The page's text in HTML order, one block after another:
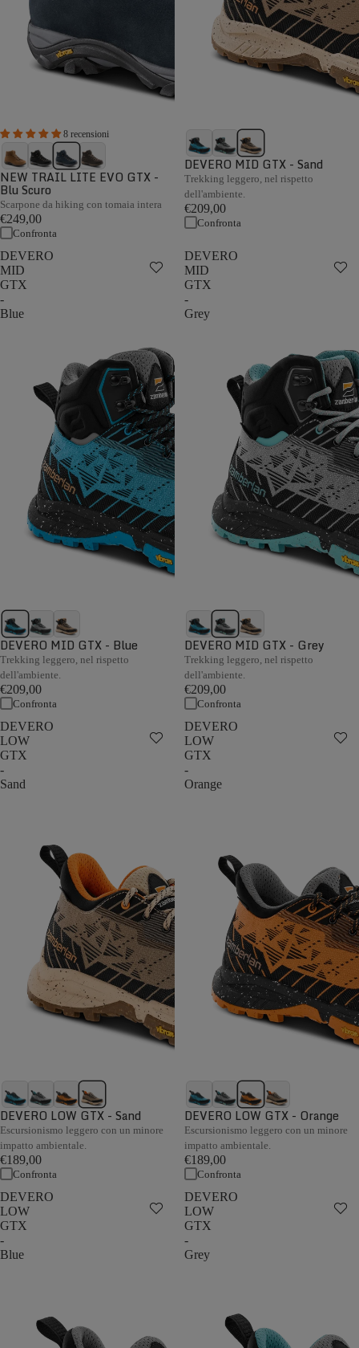
8 recensioni
NEW TRAIL LITE EVO GTX -
Blu Scuro
Scarpone da hiking con tomaia intera
€249,00
Confronta
DEVERO MID GTX - Sand
Trekking leggero, nel rispetto
dell'ambiente.
€209,00
Confronta
DEVERO
MID
GTX
-
Blue
DEVERO MID GTX - Blue
Trekking leggero, nel rispetto
dell'ambiente.
€209,00
Confronta
DEVERO
MID
GTX
-
Grey
DEVERO MID GTX - Grey
Trekking leggero, nel rispetto
dell'ambiente.
€209,00
Confronta
DEVERO
LOW
GTX
-
Sand
DEVERO LOW GTX - Sand
Escursionismo leggero con un minore
impatto ambientale.
€189,00
Confronta
DEVERO
LOW
GTX
-
Orange
DEVERO LOW GTX - Orange
Escursionismo leggero con un minore
impatto ambientale.
€189,00
Confronta
DEVERO
LOW
GTX
-
Blue
DEVERO
LOW
GTX
-
Grey